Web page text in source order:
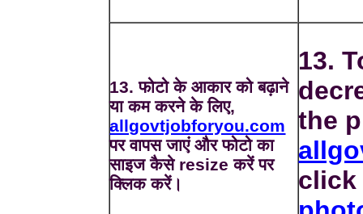
13. फोटो के आकार को बढ़ाने
या कम करने के लिए,
allgovtjobforyou.com
पर वापस जाएं और फोटो का
साइज कैसे resize करें पर
क्लिक करें।
13.
the